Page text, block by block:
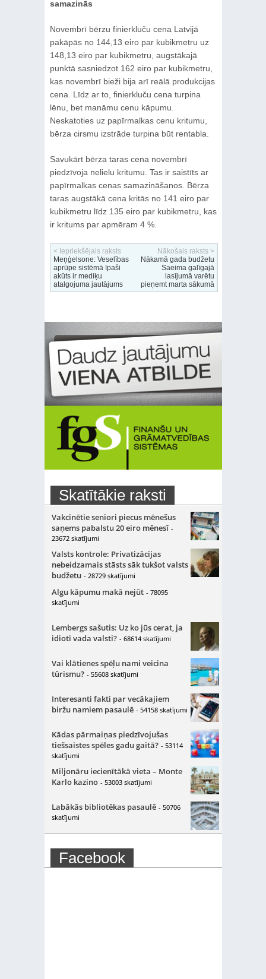
samazinās
Novembrī bērzu finierkluču cena Latvijā
pakāpās no 144,13 eiro par kubikmetru uz
148,13 eiro par kubikmetru, augstākajā
punktā sasniedzot 162 eiro par kubikmetru,
kas novembrī bieži bija arī reālā produkcijas
cena. Līdz ar to, finierkluču cena turpina
lēnu, bet manāmu cenu kāpumu.
Neskatoties uz papīrmalkas cenu kritumu,
bērza cirsmu izstrāde turpina būt rentabla.
Savukārt bērza taras cena novembrī
piedzīvoja nelielu kritumu. Tas ir saistīts ar
papīrmalkas cenas samazināšanos. Bērza
taras augstākā cena kritās no 141 eiro par
kubikmetru līdz 135 eiro par kubikmetru, kas
ir kritums par apmēram 4 %.
< Iepriekšējais raksts
Meņģelsone: Veselības
aprūpe sistēmā īpaši
akūts ir mediķu
atalgojuma jautājums
Nākošais raksts >
Nākamā gada budžetu
Saeima galīgajā
lasījumā varētu
pieņemt marta sākumā
Skatītākie raksti
Vakcinētie seniori piecus mēnešus
saņems pabalstu 20 eiro mēnesī -
23672 skatījumi
Valsts kontrole: Privatizācijas
nebeidzamais stāsts sāk tukšot valsts
budžetu - 28729 skatījumi
Algu kāpumu makā nejūt - 78095
skatījumi
Lembergs sašutis: Uz ko jūs cerat, ja
idioti vada valsti? - 68614 skatījumi
Vai klātienes spēļu nami veicina
tūrismu? - 55608 skatījumi
Interesanti fakti par vecākajiem
biržu namiem pasaulē - 54158 skatījumi
Kādas pārmaiņas piedzīvojušas
tiešsaistes spēles gadu gaitā? - 53114
skatījumi
Miljonāru iecienītākā vieta – Monte
Karlo kazino - 53003 skatījumi
Labākās bibliotēkas pasaulē - 50706
skatījumi
Facebook